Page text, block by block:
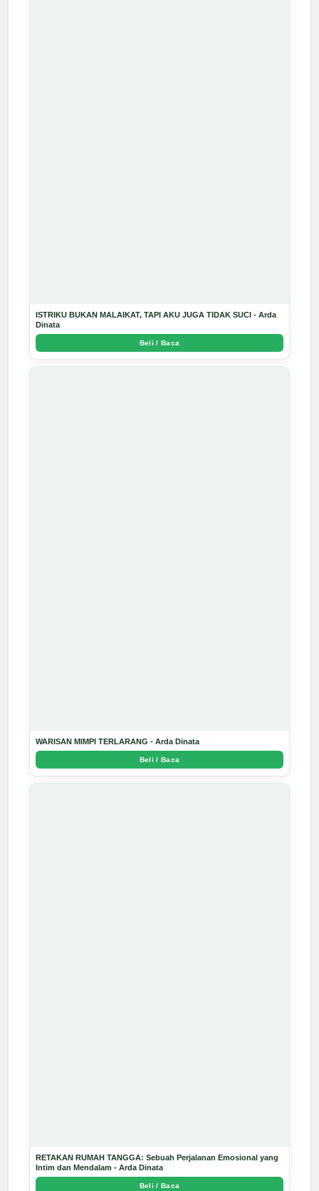
ISTRIKU BUKAN MALAIKAT, TAPI AKU JUGA TIDAK SUCI - Arda
Dinata
Beli / Baca
WARISAN MIMPI TERLARANG - Arda Dinata
Beli / Baca
RETAKAN RUMAH TANGGA: Sebuah Perjalanan Emosional yang
Intim dan Mendalam - Arda Dinata
Beli / Baca